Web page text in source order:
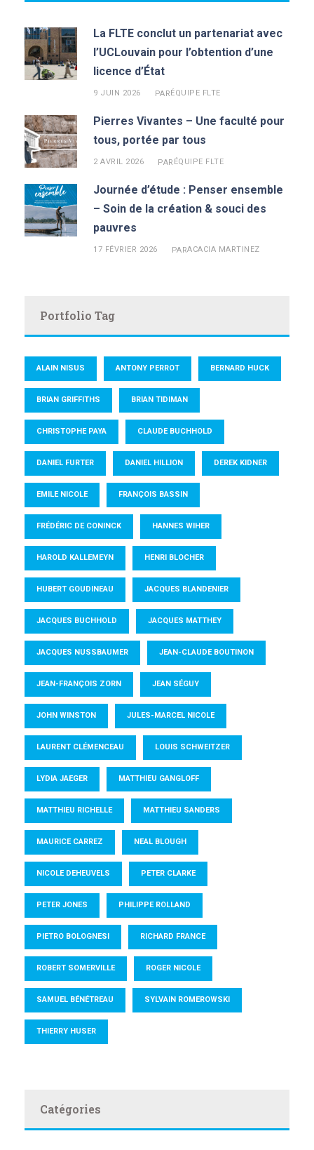
La FLTE conclut un partenariat avec
l’UCLouvain pour l’obtention d’une
licence d’État
9 JUIN 2026 PARÉQUIPE FLTE
Pierres Vivantes – Une faculté pour
tous, portée par tous
2 AVRIL 2026 PAR ÉQUIPE FLTE
Journée d’étude : Penser ensemble
– Soin de la création & souci des
pauvres
17 FÉVRIER 2026 PARACACIA MARTINEZ
Portfolio Tag
ALAIN NISUS ANTONY PERROT BERNARD HUCK
BRIAN GRIFFITHS BRIAN TIDIMAN
CHRISTOPHE PAYA CLAUDE BUCHHOLD
DANIEL FURTER DANIEL HILLION DEREK KIDNER
EMILE NICOLE FRANÇOIS BASSIN
FRÉDÉRIC DE CONINCK HANNES WIHER
HAROLD KALLEMEYN HENRI BLOCHER
HUBERT GOUDINEAU JACQUES BLANDENIER
JACQUES BUCHHOLD JACQUES MATTHEY
JACQUES NUSSBAUMER JEAN-CLAUDE BOUTINON
JEAN-FRANÇOIS ZORN JEAN SÉGUY
JOHN WINSTON JULES-MARCEL NICOLE
LAURENT CLÉMENCEAU LOUIS SCHWEITZER
LYDIA JAEGER MATTHIEU GANGLOFF
MATTHIEU RICHELLE MATTHIEU SANDERS
MAURICE CARREZ NEAL BLOUGH
NICOLE DEHEUVELS PETER CLARKE
PETER JONES PHILIPPE ROLLAND
PIETRO BOLOGNESI RICHARD FRANCE
ROBERT SOMERVILLE ROGER NICOLE
SAMUEL BÉNÉTREAU SYLVAIN ROMEROWSKI
THIERRY HUSER
Catégories